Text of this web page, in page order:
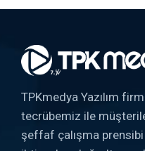
TPKmedya Yazılım
tecrübemiz ile
şeffaf çalışma